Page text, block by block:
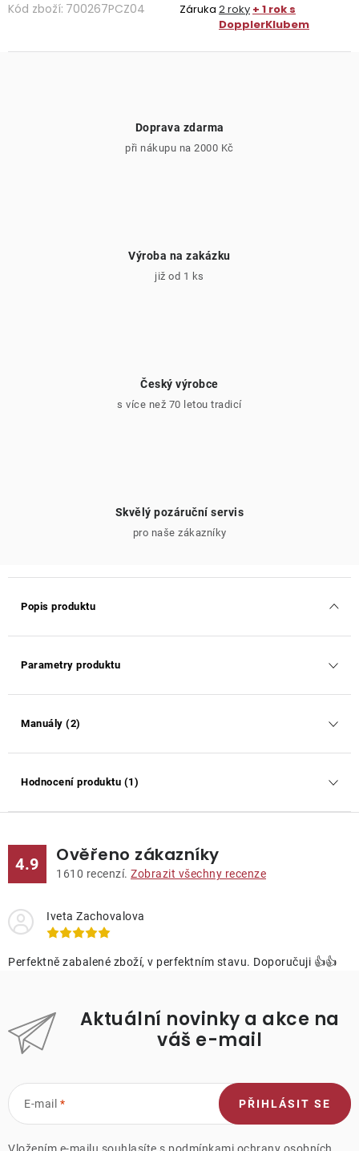
Kód zboží: 700267PCZ04 Záruka 2 roky + 1 rok s
DopplerKlubem
Doprava zdarma
při nákupu na 2000 Kč
Výroba na zakázku
již od 1 ks
Český výrobce
s více než 70 letou tradicí
Skvělý pozáruční servis
pro naše zákazníky
Popis produktu
Parametry produktu
Manuály (2)
Hodnocení produktu (1)
4.9 Ověřeno zákazníky
1610 recenzí. Zobrazit všechny recenze
Iveta Zachovalova
Perfektně zabalené zboží, v perfektním stavu. Doporučuji 👍👍
Aktuální novinky a akce na
váš e-mail
E-mail PŘIHLÁSIT SE